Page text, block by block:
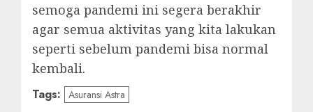
semoga pandemi ini segera berakhir
agar semua aktivitas yang kita lakukan
seperti sebelum pandemi bisa normal
kembali.
Tags: Asuransi Astra